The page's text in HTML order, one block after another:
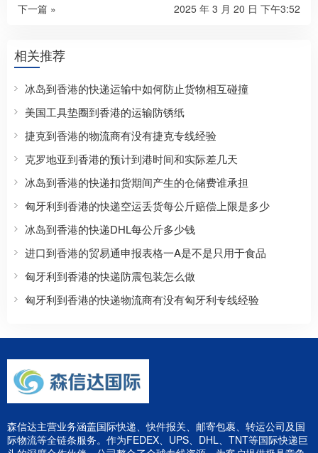
下一篇 » 2025 年 3 月 20 日 下午3:52
相关推荐
冰岛到香港的快递运输中如何防止货物相互碰撞
美国工具垫圈到香港的运输防锈纸
捷克到香港的物流商有没有捷克专线经验
克罗地亚到香港的预计到港时间和实际差几天
冰岛到香港的快递扣货期间产生的仓储费谁承担
匈牙利到香港的快递空运丢货每公斤赔偿上限是多少
冰岛到香港的快递DHL每公斤多少钱
进口到香港的贸易通申报表格一A是不是只用于食品
匈牙利到香港的快递防震包装怎么做
匈牙利到香港的快递物流商有没有匈牙利专线经验
森信达主营业务涵盖国际快递、快件报关、邮寄包裹、转运公司及国
际物流等全链条服务。作为FEDEX、UPS、DHL、TNT等国际快递巨